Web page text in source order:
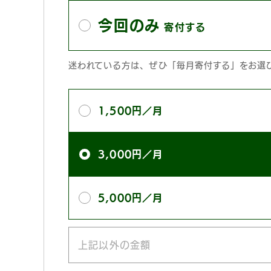
今回のみ 寄付する
迷われている方は、ぜひ「毎月寄付する」をお選
付
1,500円／月
3,000円／月
5,000円／月